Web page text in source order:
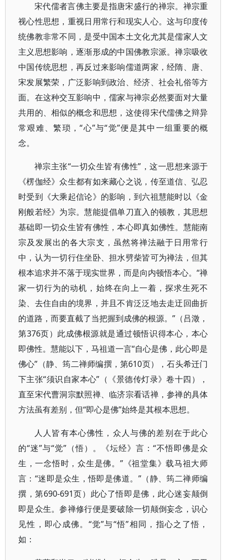
宋代儒者言佛主要是指唐宋盛行的禅宗。禅宗重
视心性思想，重视日用常行和现实人心。这与印度传
统佛教非常不同，是受中国本土文化尤其是儒家人文
主义思想影响，逐渐形成的中国佛教宗派。禅宗吸收
中国传统思想，再反过来影响儒道两家，经隋、唐、
宋发展繁荣，广泛影响到政治、经济、社会礼俗等方
面。在这种交互影响中，儒家与禅宗必然要面对大量
共用的、相似的概念和思想，这使得宋代儒佛之辩异
常艰难、繁琐，“心”与“觉”便是其中一组重要的概
念。
禅宗主张“一切众生皆有佛性”，这一思想来源于
《楞伽经》众生都有如来藏心之说，传至道信、弘忍
时受到《大乘起信论》的影响，到六祖慧能时以《金
刚般若经》为宗。慧能提倡单刀直入的顿教，其思想
基础即一切众生皆有佛性，本心即真如佛性。慧能南
宗及发展出的各大宗支，虽然将禅法融于日用常行
中，认为一切行住坐卧、担水劈柴皆可为禅法，但其
根本追求并不落于现实世界，而是向内顿悟本心。“禅
家一切行为的动机，始终在向上一着，探求生死不
染、去住自由的境界，并且不肯泛泛地去走迂回曲折
的道路，而要直截了当把握到成佛的根源。”（吕澂，
第376页）此成佛根源就是通过顿悟识得本心，本心
即佛性。慧能以下，马祖道一言“自心是佛，此心即是
佛心”（静、筠二禅师编撰，第610页），石头希迁门
下主张“须识自家本心”（《景德传灯录》卷十四），
直至宋代曹洞宗默照禅、临济宗看话禅，参禅的具体
方法虽有差别，但“即心是佛”始终是其根本思想。
人人皆有本心佛性，众人与佛的差别在于此心
的“迷”与“觉”（悟）。《坛经》言：“不悟即佛是众
生，一念悟时，众生是佛。”《祖堂集》载马祖大师
言：“迷即是众生，悟即是佛道。”（静、筠二禅师编
撰，第690-691页）此心了悟即是佛，此心迷妄颠倒
即是众生。参禅修行便是要破除一切颠倒妄念，识心
见性，即心成佛。“觉”与“悟”相同，指心之了悟，
如：